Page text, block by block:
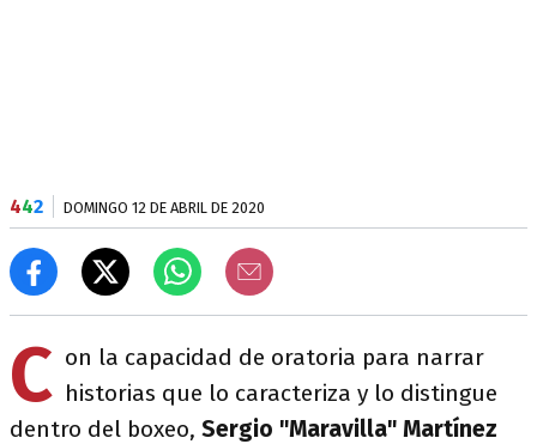
442 DOMINGO 12 DE ABRIL DE 2020
C on la capacidad de oratoria para narrar
historias que lo caracteriza y lo distingue
dentro del boxeo, Sergio "Maravilla" Martínez